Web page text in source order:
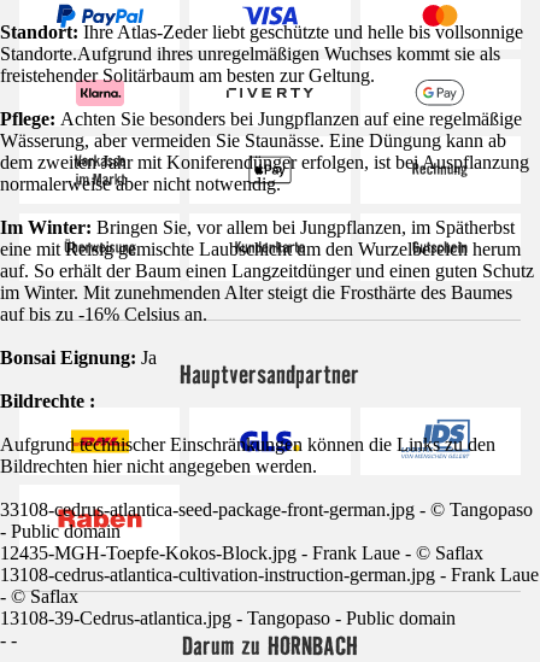
Standort: Ihre Atlas-Zeder liebt geschützte und helle bis vollsonnige
Standorte.Aufgrund ihres unregelmäßigen Wuchses kommt sie als
freistehender Solitärbaum am besten zur Geltung.
Pflege: Achten Sie besonders bei Jungpflanzen auf eine regelmäßige
Wässerung, aber vermeiden Sie Staunässe. Eine Düngung kann ab
dem zweiten Jahr mit Koniferendünger erfolgen, ist bei Auspflanzung
normalerweise aber nicht notwendig.
Im Winter: Bringen Sie, vor allem bei Jungpflanzen, im Spätherbst
eine mit Reisig gemischte Laubschicht um den Wurzelbereich herum
auf. So erhält der Baum einen Langzeitdünger und einen guten Schutz
im Winter. Mit zunehmenden Alter steigt die Frosthärte des Baumes
auf bis zu -16% Celsius an.
Bonsai Eignung: Ja
Bildrechte :
Aufgrund technischer Einschränkungen können die Links zu den
Bildrechten hier nicht angegeben werden.
33108-cedrus-atlantica-seed-package-front-german.jpg - © Tangopaso
- Public domain
12435-MGH-Toepfe-Kokos-Block.jpg - Frank Laue - © Saflax
13108-cedrus-atlantica-cultivation-instruction-german.jpg - Frank Laue
- © Saflax
13108-39-Cedrus-atlantica.jpg - Tangopaso - Public domain
- -
Hauptversandpartner
Darum zu HORNBACH